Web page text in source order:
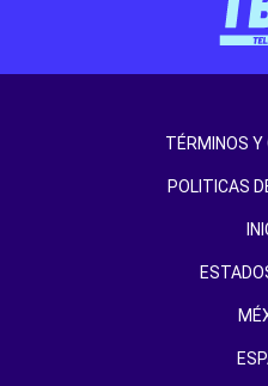
TÉRMINOS Y
POLITICAS